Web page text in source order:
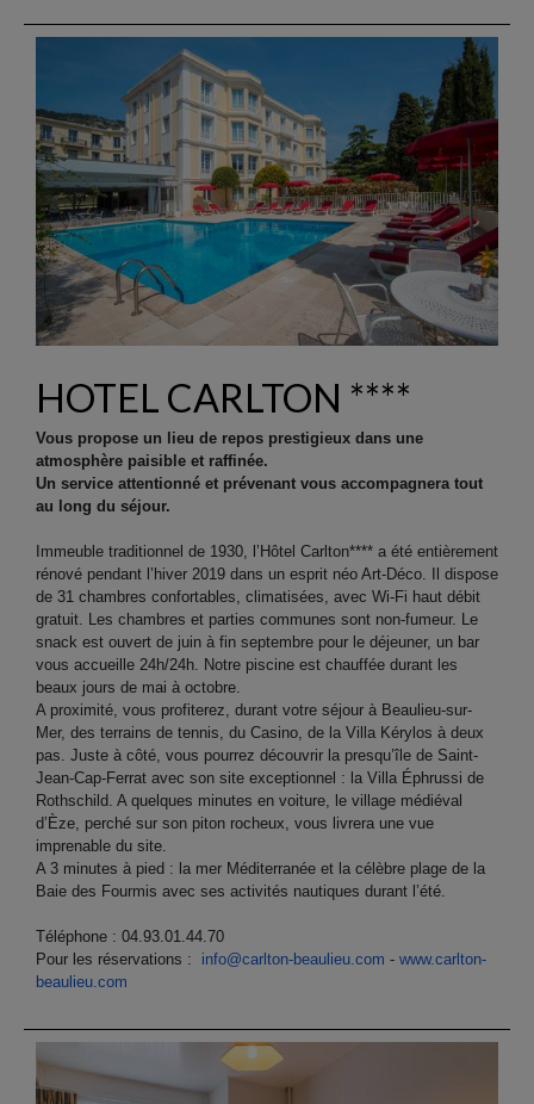
HOTEL CARLTON ****
Vous propose un lieu de repos prestigieux dans une
atmosphère paisible et raffinée.
Un service attentionné et prévenant vous accompagnera tout
au long du séjour.
Immeuble traditionnel de 1930, l’Hôtel Carlton**** a été entièrement
rénové pendant l’hiver 2019 dans un esprit néo Art-Déco. Il dispose
de 31 chambres confortables, climatisées, avec Wi-Fi haut débit
gratuit. Les chambres et parties communes sont non-fumeur. Le
snack est ouvert de juin à fin septembre pour le déjeuner, un bar
vous accueille 24h/24h. Notre piscine est chauffée durant les
beaux jours de mai à octobre.
A proximité, vous profiterez, durant votre séjour à Beaulieu-sur-
Mer, des terrains de tennis, du Casino, de la Villa Kérylos à deux
pas. Juste à côté, vous pourrez découvrir la presqu’île de Saint-
Jean-Cap-Ferrat avec son site exceptionnel : la Villa Éphrussi de
Rothschild. A quelques minutes en voiture, le village médiéval
d’Èze, perché sur son piton rocheux, vous livrera une vue
imprenable du site.
A 3 minutes à pied : la mer Méditerranée et la célèbre plage de la
Baie des Fourmis avec ses activités nautiques durant l’été.
Téléphone : 04.93.01.44.70
Pour les réservations : info@carlton-beaulieu.com - www.carlton-
beaulieu.com